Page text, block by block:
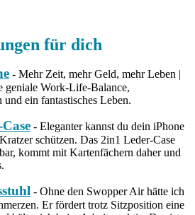
für dich
- Mehr Zeit, mehr Geld, mehr Leben |
geniale Work-Life-Balance,
ein fantastisches Leben.
- Eleganter kannst du dein iPhone
schützen. Das 2in1 Leder-Case
kommt mit Kartenfächern daher und
- Ohne den Swopper Air hätte ich
Er fördert trotz Sitzposition eine